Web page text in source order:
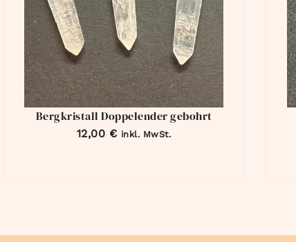
Bergkristall Doppelender gebohrt
12,00 € inkl. MwSt.